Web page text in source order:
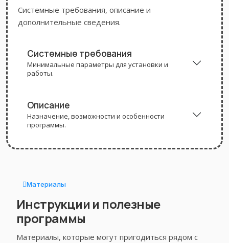
Системные требования, описание и
дополнительные сведения.
Системные требования
Минимальные параметры для установки и
работы.
Описание
Назначение, возможности и особенности
программы.
Материалы
Инструкции и полезные
программы
Материалы, которые могут пригодиться рядом с